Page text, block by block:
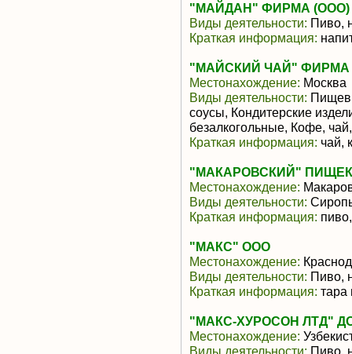
"МАЙДАН" ФИРМА (ООО)
Виды деятельности: Пиво,
Краткая информация:
"МАЙСКИЙ ЧАЙ" ФИРМА
Местонахождение: Москва
Виды деятельности:
соусы, Кондитерские
безалкогольные, Кофе,
Краткая информация: чай,
"МАКАРОВСКИЙ"
Местонахождение:
Виды деятельности:
Краткая информация:
"МАКС" ООО
Местонахождение:
Виды деятельности: Пиво,
Краткая информация: тара
"МАКС-ХУРОСОН ЛТД"
Местонахождение:
Виды деятельности: Пиво,